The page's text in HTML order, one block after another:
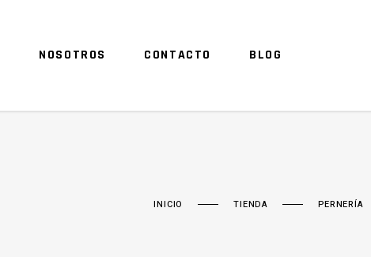
NOSOTROS CONTACTO BLOG
TU CARRITO
INICIO TIENDA PERNERÍA